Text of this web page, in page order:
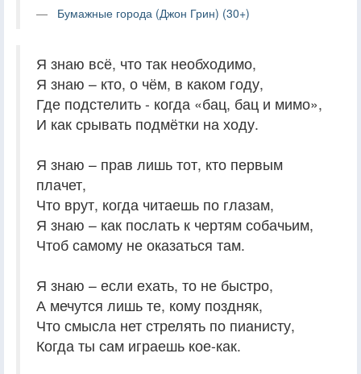
Бумажные города (Джон Грин) (30+)
Я знаю всё, что так необходимо,
Я знаю – кто, о чём, в каком году,
Где подстелить - когда «бац, бац и мимо»,
И как срывать подмётки на ходу.
Я знаю – прав лишь тот, кто первым
плачет,
Что врут, когда читаешь по глазам,
Я знаю – как послать к чертям собачьим,
Чтоб самому не оказаться там.
Я знаю – если ехать, то не быстро,
А мечутся лишь те, кому поздняк,
Что смысла нет стрелять по пианисту,
Когда ты сам играешь кое-как.